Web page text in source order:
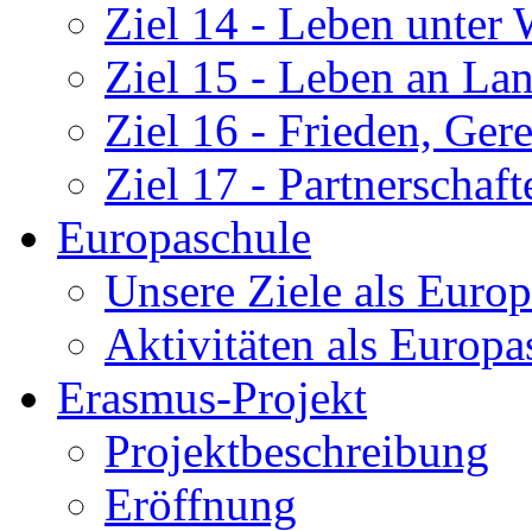
Ziel 14 - Leben unter
Ziel 15 - Leben an
Ziel 16 - Frieden,
Ziel 17 -
Europaschule
Unsere Ziele als
Aktivitäten als
Erasmus-Projekt
Projektbeschreibung
Eröffnung